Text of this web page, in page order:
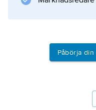
Påbörja